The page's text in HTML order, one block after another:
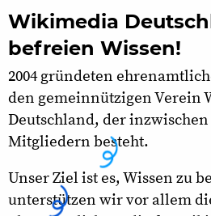
Wikimedia
befreien Wissen!
2004 gründeten
den gemeinnützigen Verein
Deutschland, der inzwischen
Mitgliedern besteht.
Unser Ziel ist es, Wissen zu
unterstützen wir vor allem